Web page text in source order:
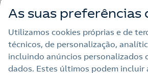
Outras Energias
Links Úteis
As suas preferências
Utilizamos cookies próprias e de
técnicos, de personalização,
incluindo anúncios personalizados
dados. Estes últimos podem incluir